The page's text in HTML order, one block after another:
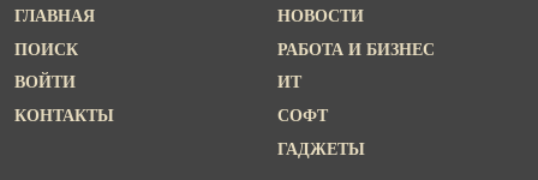
ГЛАВНАЯ
ПОИСК
ВОЙТИ
КОНТАКТЫ
НОВОСТИ
РАБОТА И БИЗНЕС
ИТ
СОФТ
ГАДЖЕТЫ